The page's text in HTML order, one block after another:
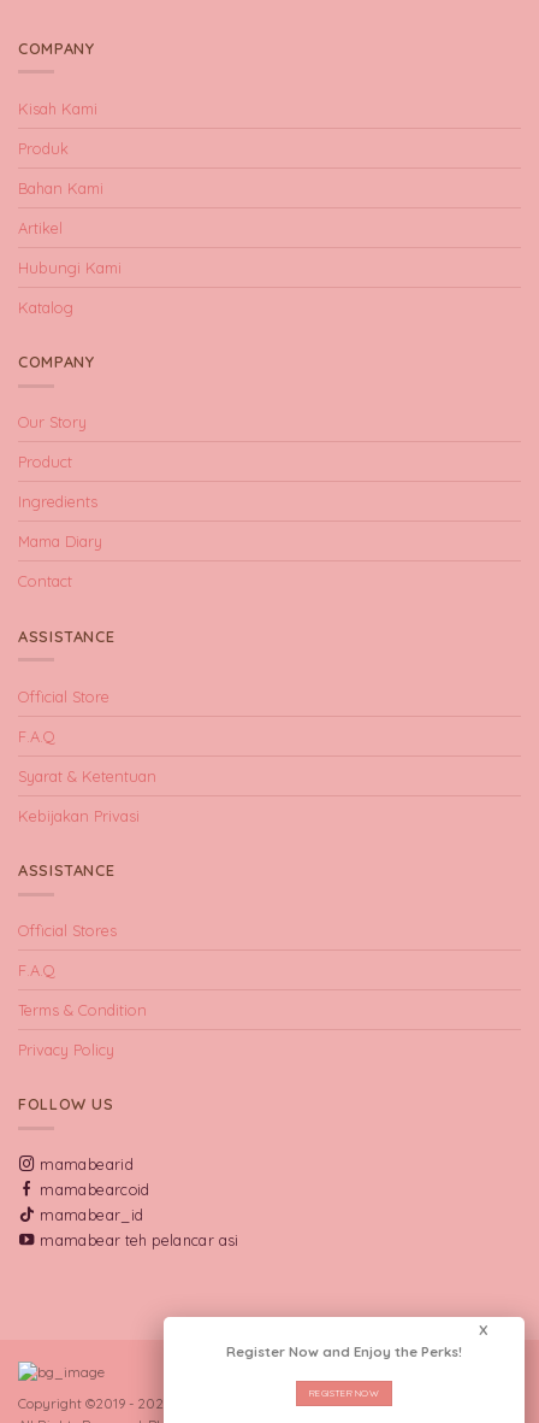
COMPANY
Kisah Kami
Produk
Bahan Kami
Artikel
Hubungi Kami
Katalog
COMPANY
Our Story
Product
Ingredients
Mama Diary
Contact
ASSISTANCE
Official Store
F.A.Q
Syarat & Ketentuan
Kebijakan Privasi
ASSISTANCE
Official Stores
F.A.Q
Terms & Condition
Privacy Policy
FOLLOW US
mamabearid
mamabearcoid
mamabear_id
mamabear teh pelancar asi
Copyright ©2019 - 2026 CV Manna Indo Lakta.
X
Register Now and Enjoy the Perks!
REGISTER NOW